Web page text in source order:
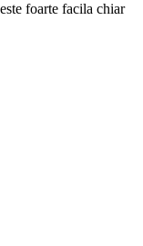
foarte facila chiar